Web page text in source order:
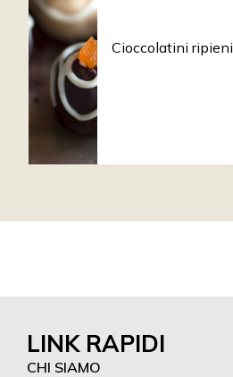
Cioccolatini ripieni
LINK RAPIDI
CHI SIAMO